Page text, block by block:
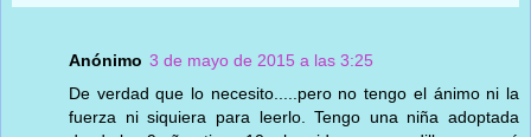
Anónimo 3 de mayo de 2015 a las 3:25
De verdad que lo necesito.....pero no tengo el ánimo ni la
fuerza ni siquiera para leerlo. Tengo una niña adoptada